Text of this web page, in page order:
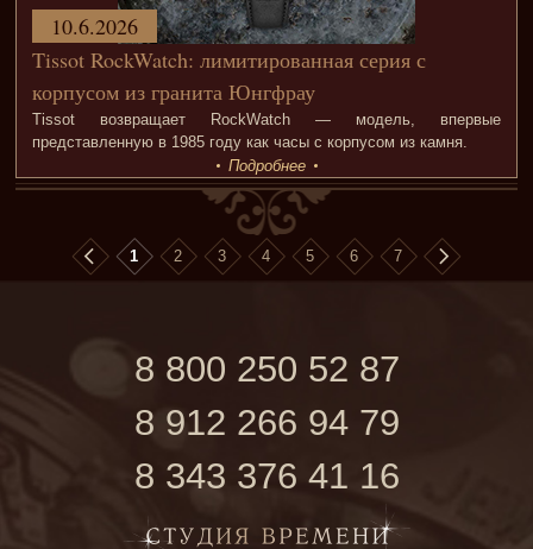
Tissot RockWatch: лимитированная серия с
корпусом из гранита Юнгфрау
Tissot возвращает RockWatch — модель, впервые
представленную в 1985 году как часы с корпусом из камня.
10.6.2026
Подробнее
1 2 3 4 5 6 7
8 800 250 52 87
8 912 266 94 79
8 343 376 41 16